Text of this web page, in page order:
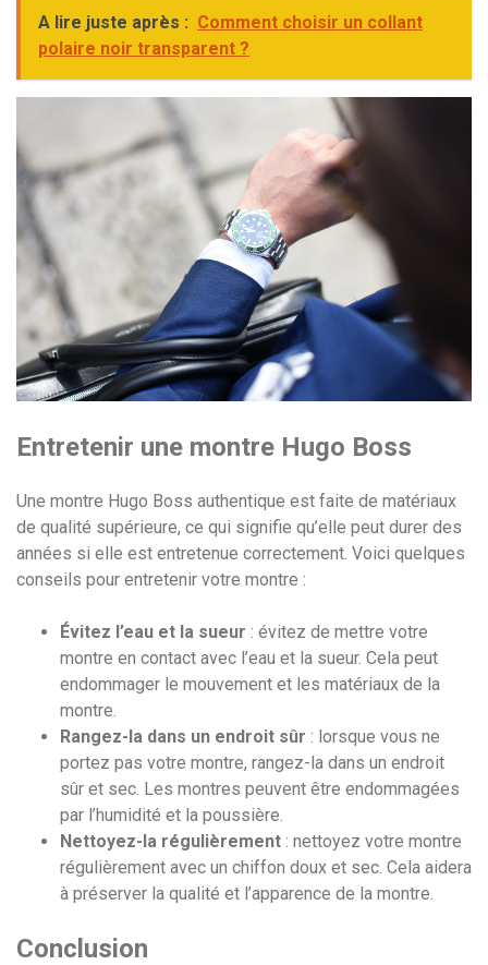
A lire juste après : Comment choisir un collant
polaire noir transparent ?
Entretenir une montre Hugo Boss
Une montre Hugo Boss authentique est faite de matériaux
de qualité supérieure, ce qui signifie qu’elle peut durer des
années si elle est entretenue correctement. Voici quelques
conseils pour entretenir votre montre :
Évitez l’eau et la sueur : évitez de mettre votre
montre en contact avec l’eau et la sueur. Cela peut
endommager le mouvement et les matériaux de la
montre.
Rangez-la dans un endroit sûr : lorsque vous ne
portez pas votre montre, rangez-la dans un endroit
sûr et sec. Les montres peuvent être endommagées
par l’humidité et la poussière.
Nettoyez-la régulièrement : nettoyez votre montre
régulièrement avec un chiffon doux et sec. Cela aidera
à préserver la qualité et l’apparence de la montre.
Conclusion